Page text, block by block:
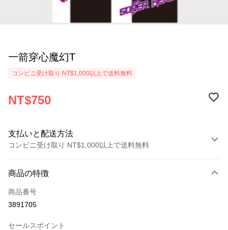
一箭穿心魔幻T
コンビニ受け取り NT$1,000以上で送料無料
NT$750
支払いと配送方法
コンビニ受け取り NT$1,000以上で送料無料
クレジットカード1回払い
コンビニ店頭代金引換
商品の特徴
商品番号
3891705
セールスポイント